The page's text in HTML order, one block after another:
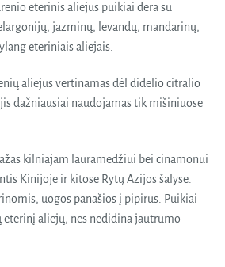
eterinis aliejus puikiai dera su
jazminų, levandų, mandarinų,
eteriniais aliejais.
aliejus vertinamas dėl didelio citralio
dažniausiai naudojamas tik mišiniuose
kilniajam lauramedžiui bei cinamonui
Kinijoje ir kitose Rytų Azijos šalyse.
uogos panašios į pipirus. Puikiai
eterinį aliejų, nes nedidina jautrumo